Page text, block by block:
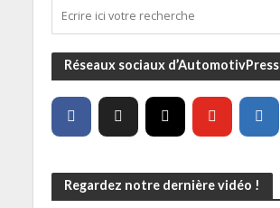
Réseaux sociaux d’AutomotivPress
Regardez notre dernière vidéo !